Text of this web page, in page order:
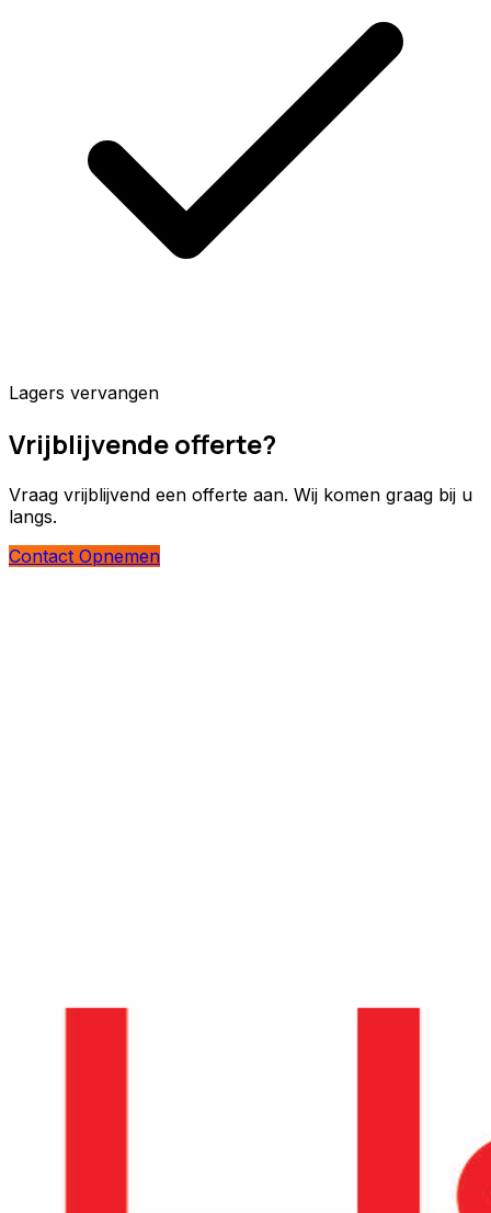
Lagers vervangen
Vrijblijvende offerte?
Vraag vrijblijvend een offerte aan. Wij komen graag bij u
langs.
Contact Opnemen